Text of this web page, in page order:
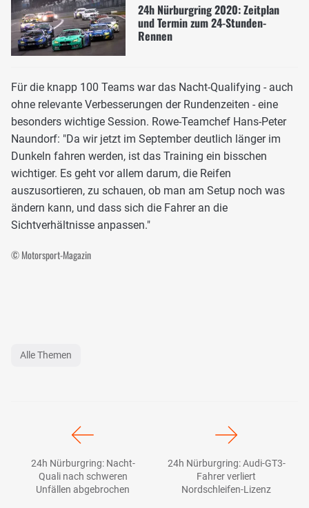
24h Nürburgring 2020: Zeitplan
und Termin zum 24-Stunden-
Rennen
Für die knapp 100 Teams war das Nacht-Qualifying - auch
ohne relevante Verbesserungen der Rundenzeiten - eine
besonders wichtige Session. Rowe-Teamchef Hans-Peter
Naundorf: "Da wir jetzt im September deutlich länger im
Dunkeln fahren werden, ist das Training ein bisschen
wichtiger. Es geht vor allem darum, die Reifen
auszusortieren, zu schauen, ob man am Setup noch was
ändern kann, und dass sich die Fahrer an die
Sichtverhältnisse anpassen."
© Motorsport-Magazin
Alle Themen
24h Nürburgring: Nacht-
Quali nach schweren
Unfällen abgebrochen
24h Nürburgring: Audi-GT3-
Fahrer verliert
Nordschleifen-Lizenz